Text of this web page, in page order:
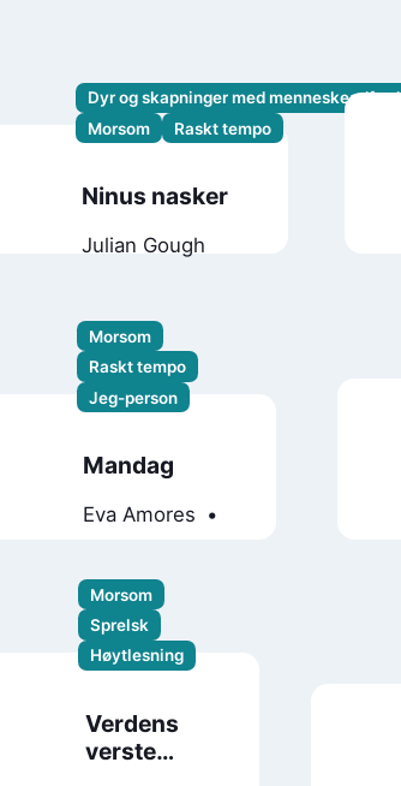
Dyr og skapninger med menneskeadferd
Morsom
Raskt tempo
Ninus nasker
Julian Gough
Morsom
Raskt tempo
Jeg-person
Mandag
Eva Amores
Morsom
Sprelsk
Høytlesning
Verdens
verste